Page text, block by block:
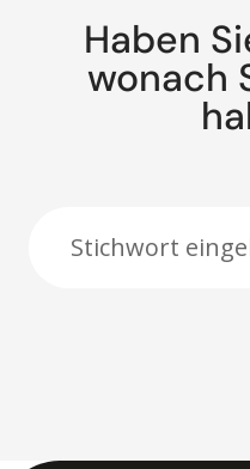
Haben
wonach